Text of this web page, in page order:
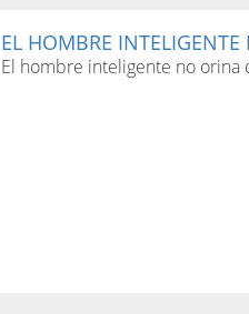
EL HOMBRE
El hombre inteligente no orina